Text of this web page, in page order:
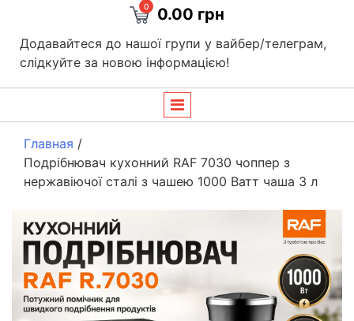
0 0.00 грн
Додавайтеся до нашої групи у вайбер/телеграм,
слідкуйте за новою інформацією!
Главная /
Подрібнювач кухонний RAF 7030 чоппер з
нержавіючої сталі з чашею 1000 Ватт чаша 3 л